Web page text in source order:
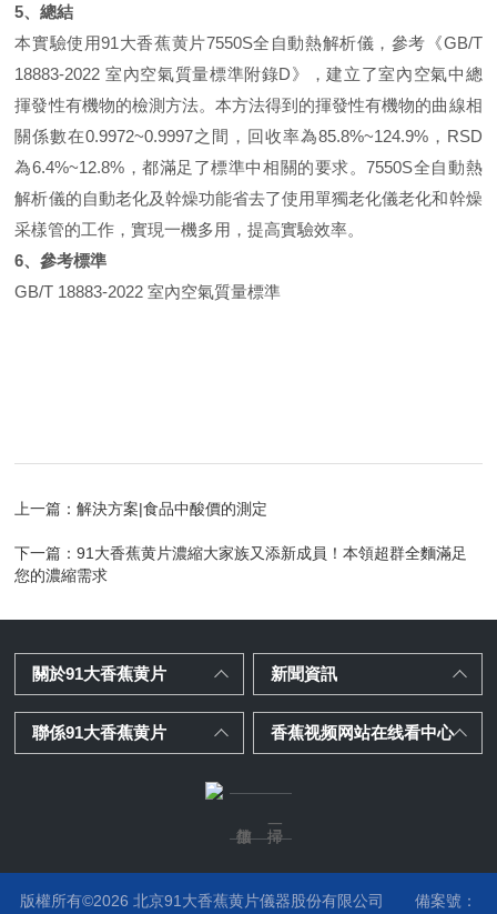
5、總結
本實驗使用91大香蕉黄片7550S全自動熱解析儀，參考《GB/T
18883-2022 室內空氣質量標準附錄D》，建立了室內空氣中總
揮發性有機物的檢測方法。本方法得到的揮發性有機物的曲線相
關係數在0.9972~0.9997之間，回收率為85.8%~124.9%，RSD
為6.4%~12.8%，都滿足了標準中相關的要求。7550S全自動熱
解析儀的自動老化及幹燥功能省去了使用單獨老化儀老化和幹燥
采樣管的工作，實現一機多用，提高實驗效率。
6、參考標準
GB/T 18883-2022室內空氣質量標準
上一篇：解決方案|食品中酸價的測定
下一篇：91大香蕉黄片濃縮大家族又添新成員！本領超群全麵滿足
您的濃縮需求
關於91大香蕉黄片 新聞資訊
聯係91大香蕉黄片 香蕉视频网站在线看中心
版權所有©2026 北京91大香蕉黄片儀器股份有限公司 備案號：